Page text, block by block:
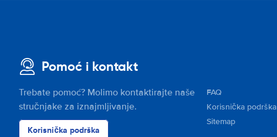
Pomoć i kontakt
Trebate pomoć? Molimo kontaktirajte naše
stručnjake za iznajmljivanje.
Korisnička podrška
FAQ
Korisnička podrška
Sitemap